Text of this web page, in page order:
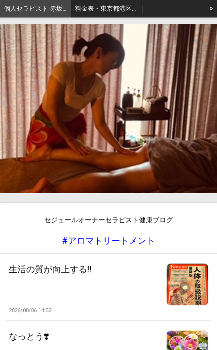
個人セラピスト-赤坂､出張リンパマッサージはアロマセジュール東京 料金表・東京都港区－本格派出張アロマオイルマッサージはセジュールへ
セジュールオーナーセラピスト健康ブログ
»
セジュールオーナーセラピスト健康ブログ
#アロマトリートメント
生活の質が向上する‼️
2026/08/06 14:52
なっとう❣️